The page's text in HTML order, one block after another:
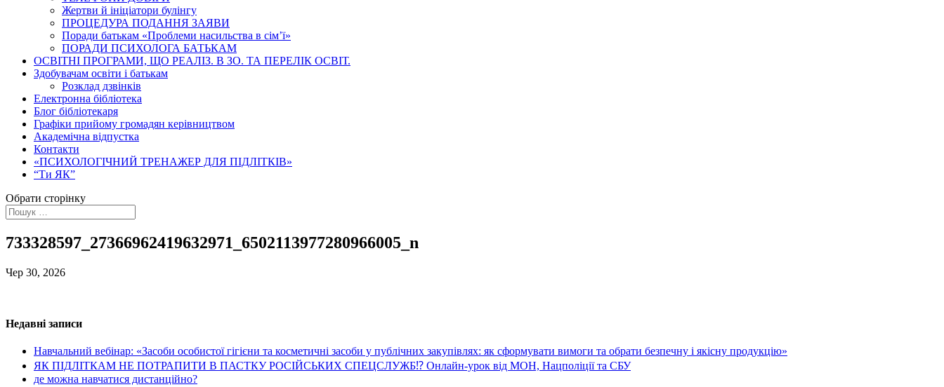
Жертви й ініціатори булінгу
ПРОЦЕДУРА ПОДАННЯ ЗАЯВИ
Поради батькам «Проблеми насильства в сім’ї»
ПОРАДИ ПСИХОЛОГА БАТЬКАМ
ОСВІТНІ ПРОГРАМИ, ЩО РЕАЛІЗ. В ЗО. ТА ПЕРЕЛІК ОСВІТ.
Здобувачам освіти і батькам
Розклад дзвінків
Електронна бібліотека
Блог бібліотекаря
Графіки прийому громадян керівництвом
Академічна відпустка
Контакти
«ПСИХОЛОГІЧНИЙ ТРЕНАЖЕР ДЛЯ ПІДЛІТКІВ»
“Ти ЯК”
Обрати сторінку
733328597_27366962419632971_6502113977280966005_n
Чер 30, 2026
Недавні записи
Навчальний вебінар: «Засоби особистої гігієни та косметичні засоби у публічних закупівлях: як сформувати вимоги та обрати безпечну і якісну продукцію»
ЯК ПІДЛІТКАМ НЕ ПОТРАПИТИ В ПАСТКУ РОСІЙСЬКИХ СПЕЦСЛУЖБ⁉️ Онлайн-урок від МОН, Нацполіції та СБУ
де можна навчатися дистанційно?